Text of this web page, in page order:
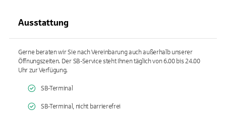
Ausstattung
Gerne beraten wir Sie nach Vereinbarung auch außerhalb unserer
Öffnungszeiten. Der SB-Service steht Ihnen täglich von 6.00 bis 24.00
Uhr zur Verfügung.
SB-Terminal
SB-Terminal, nicht barrierefrei